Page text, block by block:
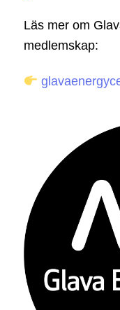
Läs mer om
medlemskap: